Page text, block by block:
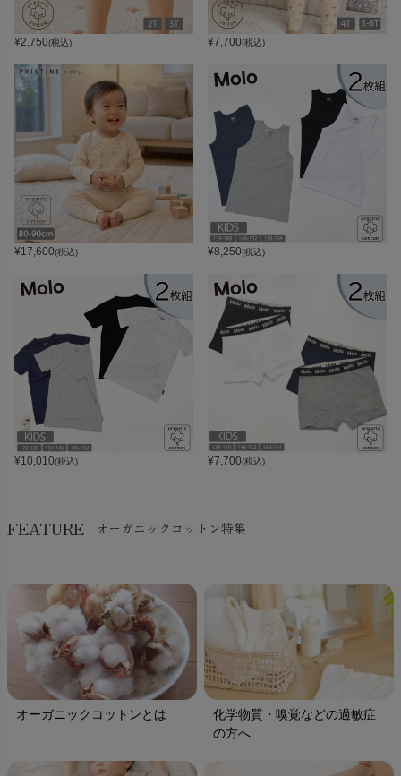
¥2,750(税込) ¥7,700(税込)
¥17,600(税込) ¥8,250(税込)
¥10,010(税込) ¥7,700(税込)
FEATURE オーガニックコットン特集
オーガニックコットンとは
化学物質・嗅覚などの過敏症
の方へ